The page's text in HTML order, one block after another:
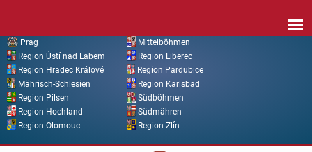
Prag
Mittelböhmen
Region Ústí nad Labem
Region Liberec
Region Hradec Králové
Region Pardubice
Mährisch-Schlesien
Region Karlsbad
Region Pilsen
Südböhmen
Region Hochland
Südmähren
Region Olomouc
Region Zlín